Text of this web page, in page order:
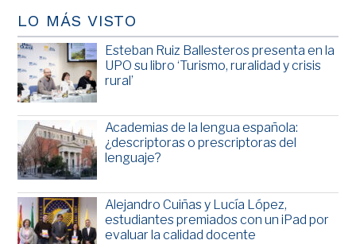
LO MÁS VISTO
Esteban Ruiz Ballesteros presenta en la
UPO su libro ‘Turismo, ruralidad y crisis
rural’
Academias de la lengua española:
¿descriptoras o prescriptoras del
lenguaje?
Alejandro Cuiñas y Lucía López,
estudiantes premiados con un iPad por
evaluar la calidad docente